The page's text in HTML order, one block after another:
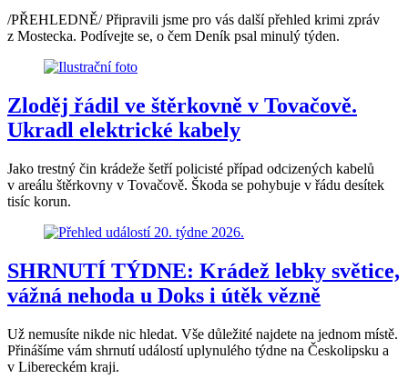
/PŘEHLEDNĚ/ Připravili jsme pro vás další přehled krimi zpráv
z Mostecka. Podívejte se, o čem Deník psal minulý týden.
Zloděj řádil ve štěrkovně v Tovačově.
Ukradl elektrické kabely
Jako trestný čin krádeže šetří policisté případ odcizených kabelů
v areálu štěrkovny v Tovačově. Škoda se pohybuje v řádu desítek
tisíc korun.
SHRNUTÍ TÝDNE: Krádež lebky světice,
vážná nehoda u Doks i útěk vězně
Už nemusíte nikde nic hledat. Vše důležité najdete na jednom místě.
Přinášíme vám shrnutí událostí uplynulého týdne na Českolipsku a
v Libereckém kraji.